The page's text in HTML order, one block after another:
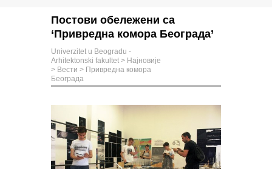
Постови обележени са
‘Привредна комора Београда’
Univerzitet u Beogradu -
Arhitektonski fakultet > Најновије
> Вести > Привредна комора
Београда